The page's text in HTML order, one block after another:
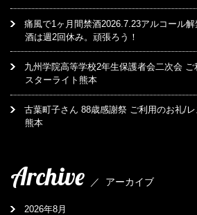
痛風で1ヶ月間禁酒2026.7.23アルコール
酒は週2回休み。頑張ろう！
九州学院高等学校2年生保護者会二次会
スターライト熊本
古葉町子さん 88歳感謝祭 ご利用のお礼/
熊本
Archive ／ アーカイブ
2026年8月